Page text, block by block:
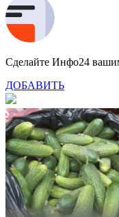
Сделайте Инфо24
ДОБАВИТЬ